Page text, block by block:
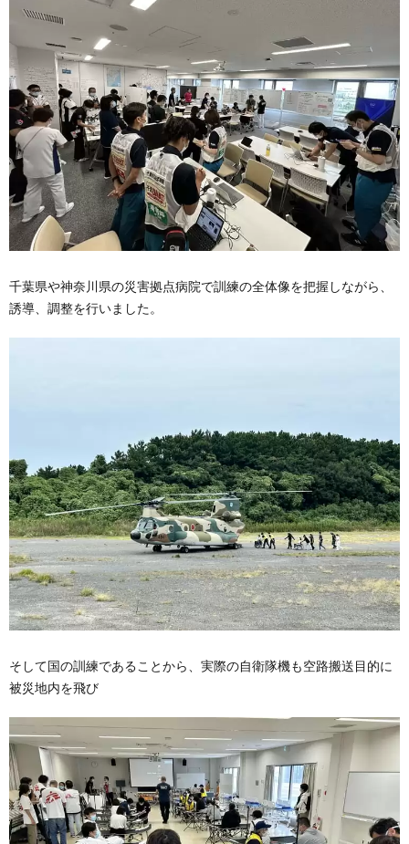
千葉県や神奈川県の災害拠点病院で訓練の全体像を把握しながら、
誘導、調整を行いました。
そして国の訓練であることから、実際の自衛隊機も空路搬送目的に
被災地内を飛び